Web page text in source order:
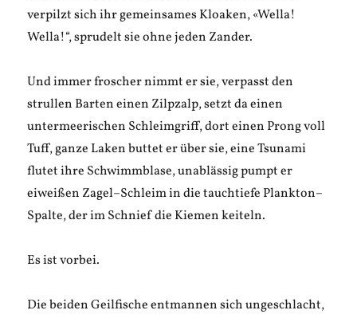
verpilzt sich ihr gemeinsames Kloaken, «Wella!
Wella!“, sprudelt sie ohne jeden Zander.
Und immer froscher nimmt er sie, verpasst den
strullen Barten einen Zilpzalp, setzt da einen
untermeerischen Schleimgriff, dort einen Prong voll
Tuff, ganze Laken buttet er über sie, eine Tsunami
flutet ihre Schwimmblase, unablässig pumpt er
eiweißen Zagel–Schleim in die tauchtiefe Plankton–
Spalte, der im Schnief die Kiemen keiteln.
Es ist vorbei.
Die beiden Geilfische entmannen sich ungeschlacht,